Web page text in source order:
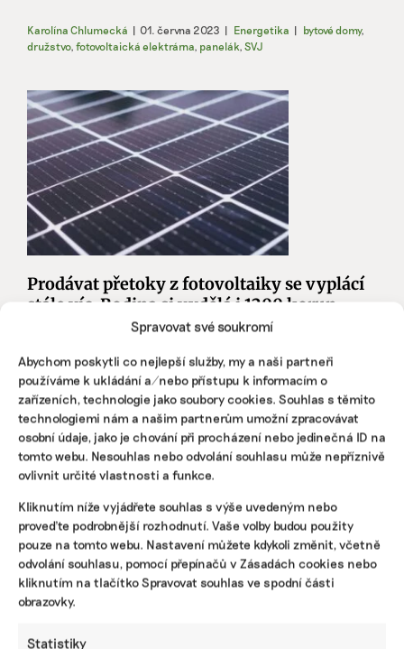
Spravovat své soukromí
Abychom poskytli co nejlepší služby, my a naši partneři
používáme k ukládání a/nebo přístupu k informacím o
zařízeních, technologie jako soubory cookies. Souhlas s těmito
technologiemi nám a našim partnerům umožní zpracovávat
osobní údaje, jako je chování při procházení nebo jedinečná ID na
tomto webu. Nesouhlas nebo odvolání souhlasu může nepříznivě
ovlivnit určité vlastnosti a funkce.
Kliknutím níže vyjádřete souhlas s výše uvedeným nebo
proveďte podrobnější rozhodnutí. Vaše volby budou použity
pouze na tomto webu. Nastavení můžete kdykoli změnit, včetně
odvolání souhlasu, pomocí přepínačů v Zásadách cookies nebo
kliknutím na tlačítko Spravovat souhlas ve spodní části
obrazovky.
Statistiky
Karolína Chlumecká | 01. června 2023 | Energetika | bytové domy,
družstvo, fotovoltaická elektrárna, panelák, SVJ
Prodávat přetoky z fotovoltaiky se vyplácí
stále víc. Rodina si vydělá i 1200 korun
nabízejí distributoři těm, kdo ze svých elektráren posílají
přetoky zpátky do sítě. Průměrná rodina
s fotovoltaickými panely na střeše si může přijít i na 14
tisíc korun ročně, o které se jim sníží účet za elektřinu.
Zájem o domácí elektrárny je enormní, hlásí distributoři.
Zuzana Keményová | 24. května 2023